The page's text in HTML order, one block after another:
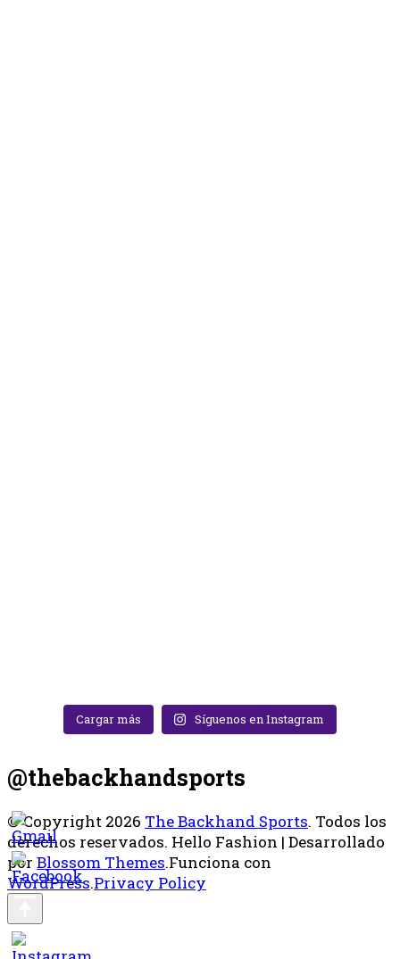
Cargar más Síguenos en Instagram
@thebackhandsports
© Copyright 2026 The Backhand Sports. Todos los
derechos reservados. Hello Fashion | Desarrollado
por Blossom Themes.Funciona con
WordPress.Privacy Policy